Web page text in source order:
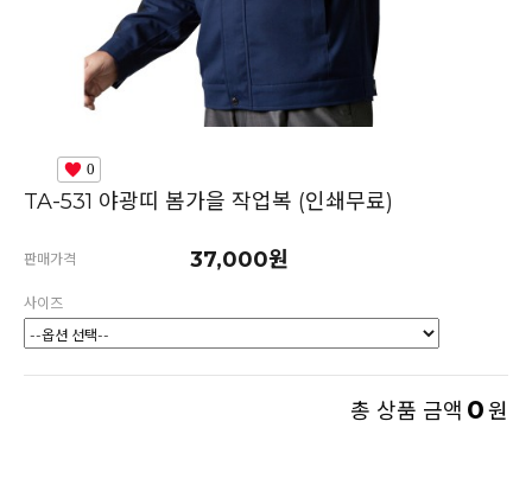
0
TA-531 야광띠 봄가을 작업복 (인쇄무료)
판매가격 37,000원
사이즈
총 상품 금액 0원